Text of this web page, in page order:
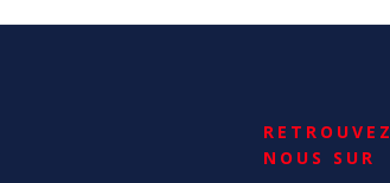
RETROUVEZ
NOUS SUR